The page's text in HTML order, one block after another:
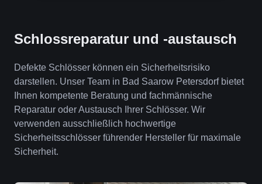
Schlossreparatur und -austausch
Defekte Schlösser können ein Sicherheitsrisiko
darstellen. Unser Team in Bad Saarow Petersdorf bietet
Ihnen kompetente Beratung und fachmännische
Reparatur oder Austausch Ihrer Schlösser. Wir
verwenden ausschließlich hochwertige
Sicherheitsschlösser führender Hersteller für maximale
Sicherheit.